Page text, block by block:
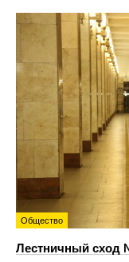
Общество
Лестничный сход